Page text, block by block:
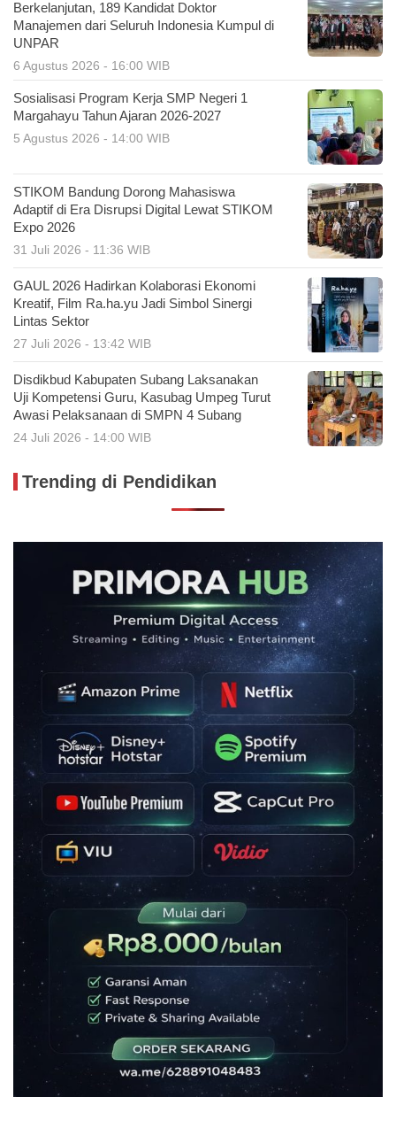
Berkelanjutan, 189 Kandidat Doktor
Manajemen dari Seluruh Indonesia Kumpul di
UNPAR
6 Agustus 2026 - 16:00 WIB
Sosialisasi Program Kerja SMP Negeri 1
Margahayu Tahun Ajaran 2026-2027
5 Agustus 2026 - 14:00 WIB
STIKOM Bandung Dorong Mahasiswa
Adaptif di Era Disrupsi Digital Lewat STIKOM
Expo 2026
31 Juli 2026 - 11:36 WIB
GAUL 2026 Hadirkan Kolaborasi Ekonomi
Kreatif, Film Ra.ha.yu Jadi Simbol Sinergi
Lintas Sektor
27 Juli 2026 - 13:42 WIB
Disdikbud Kabupaten Subang Laksanakan
Uji Kompetensi Guru, Kasubag Umpeg Turut
Awasi Pelaksanaan di SMPN 4 Subang
24 Juli 2026 - 14:00 WIB
Trending di Pendidikan